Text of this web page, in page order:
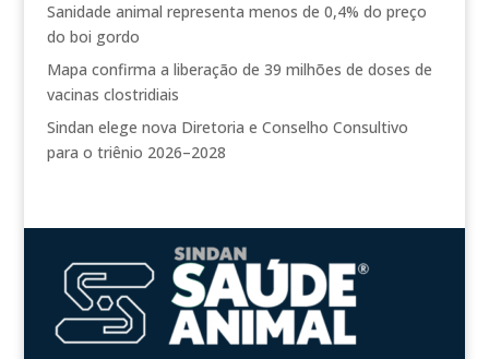
Sanidade animal representa menos de 0,4% do preço
do boi gordo
Mapa confirma a liberação de 39 milhões de doses de
vacinas clostridiais
Sindan elege nova Diretoria e Conselho Consultivo
para o triênio 2026–2028